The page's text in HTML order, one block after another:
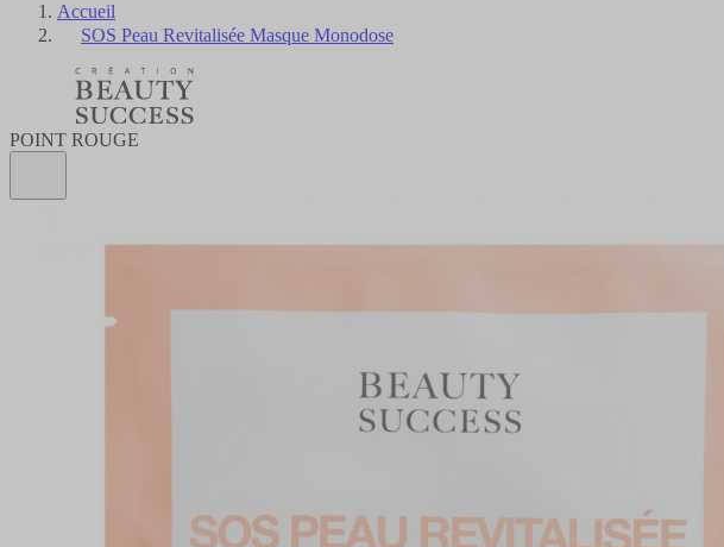
Accueil
SOS Peau Revitalisée Masque Monodose
POINT ROUGE